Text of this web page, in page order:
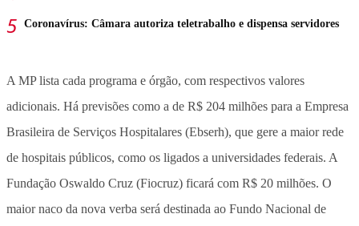
Coronavírus: Câmara autoriza teletrabalho e dispensa servidores
A MP lista cada programa e órgão, com respectivos valores
adicionais. Há previsões como a de R$ 204 milhões para a Empresa
Brasileira de Serviços Hospitalares (Ebserh), que gere a maior rede
de hospitais públicos, como os ligados a universidades federais. A
Fundação Oswaldo Cruz (Fiocruz) ficará com R$ 20 milhões. O
maior naco da nova verba será destinada ao Fundo Nacional de